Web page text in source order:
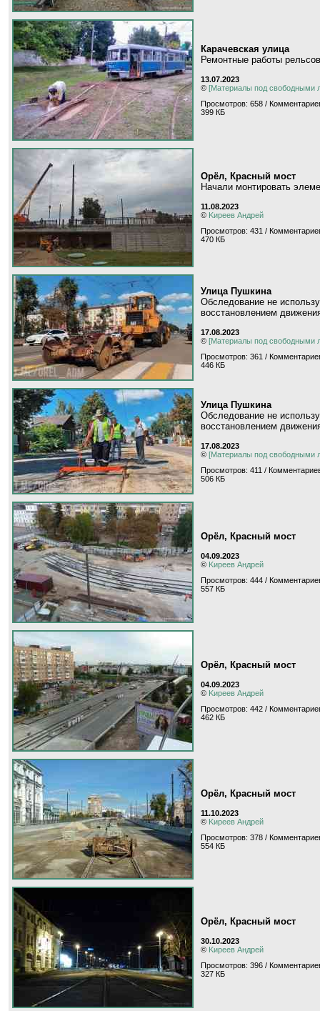
Карачевская улица
Ремонтные работы
13.07.2023
© [Материалы под свободными
Просмотров: 658 /
399 КБ
Орёл, Красный мост
Начали монтировать
11.08.2023
© Kиpeeв Aндpeй
Просмотров: 431 /
470 КБ
Улица Пушкина
Обследование не
восстановлением
17.08.2023
© [Материалы под свободными
Просмотров: 361 /
446 КБ
Улица Пушкина
Обследование не
восстановлением
17.08.2023
© [Материалы под свободными
Просмотров: 411 /
506 КБ
Орёл, Красный мост
04.09.2023
© Kиpeeв Aндpeй
Просмотров: 444 /
557 КБ
Орёл, Красный мост
04.09.2023
© Kиpeeв Aндpeй
Просмотров: 442 /
462 КБ
Орёл, Красный мост
11.10.2023
© Kиpeeв Aндpeй
Просмотров: 378 /
554 КБ
Орёл, Красный мост
30.10.2023
© Kиpeeв Aндpeй
Просмотров: 396 /
327 КБ